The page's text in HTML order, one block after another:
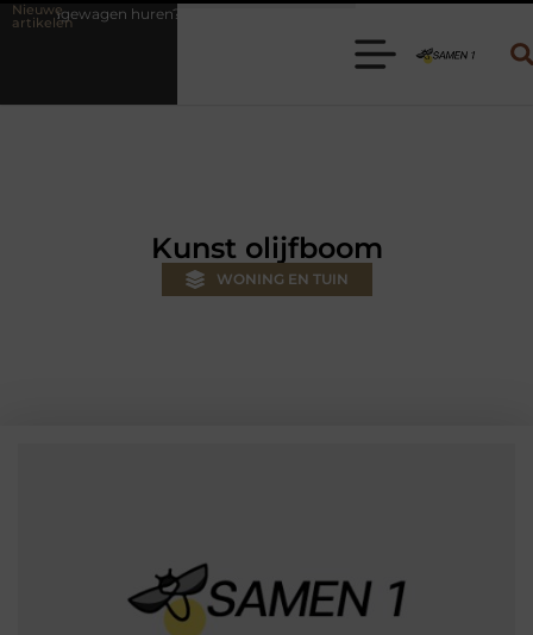
Nieuwe
artikelen
Kies de juiste aanhanger voor jouw klus
Kunst olijfboom
WONING EN TUIN